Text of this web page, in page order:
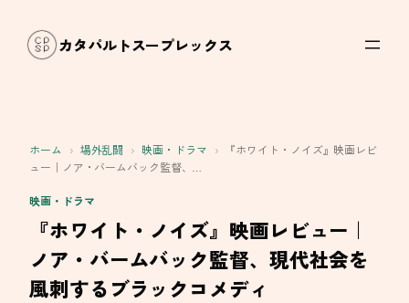
カタパルトスープレックス
ホーム › 場外乱闘 › 映画・ドラマ ›
『ホワイト・ノイズ』映画レビ
ュー｜ノア・バームバック監督、…
映画・ドラマ
『ホワイト・ノイズ』映画レビュー｜
ノア・バームバック監督、現代社会を
風刺するブラックコメディ